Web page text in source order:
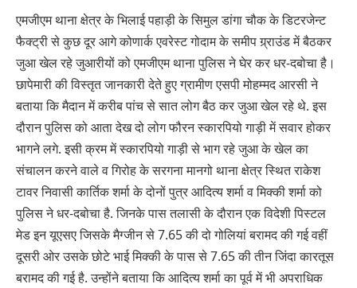
एमजीएम थाना क्षेत्र के भिलाई पहाड़ी के सिमुल डांगा चौक के डिटरजेन्ट
फैक्ट्री से कुछ दूर आगे कोणार्क एवरेस्ट गोदाम के समीप ग्र्राउंड में बैठकर
जुआ खेल रहे जुआरीयों को एमजीएम थाना पुलिस ने घेर कर धर-दबोचा है।
छापेमारी की विस्तृत जानकारी देते हुए ग्रामीण एसपी मोहम्मद आरसी ने
बताया कि मैदान में करीब पांच से सात लोग बैठ कर जुआ खेल रहे थे. इस
दौरान पुलिस को आता देख दो लोग फौरन स्कारपियो गाड़ी में सवार होकर
भागने लगे. इसी क्रम में स्कारपियो गाड़ी से भाग रहे जुआ के खेल का
संचालन करने वाले व गिरोह के सरगना मानगो थाना क्षेत्र स्थित राकेश
टावर निवासी कार्तिक शर्मा के दोनों पुत्र आदित्य शर्मा व मिक्की शर्मा को
पुलिस ने धर-दबोचा है. जिनके पास तलासी के दौरान एक विदेशी पिस्टल
मेड इन यूएसए जिसके मैग्जीन से 7.65 की दो गोलियां बरामद की गई वहीं
दूसरी ओर उसके छोटे भाई मिक्की के पास से 7.65 की तीन जिंदा कारतूस
बरामद की गई है. उन्होंने बताया कि आदित्य शर्मा का पूर्व में भी अपराधिक